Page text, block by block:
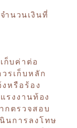
ำนวนเงินที่
ก็บค่าต่อ
รเก็บหลัก
หรือร้อง
รงงานท้อง
ตรวจสอบ
นการลงโทษ